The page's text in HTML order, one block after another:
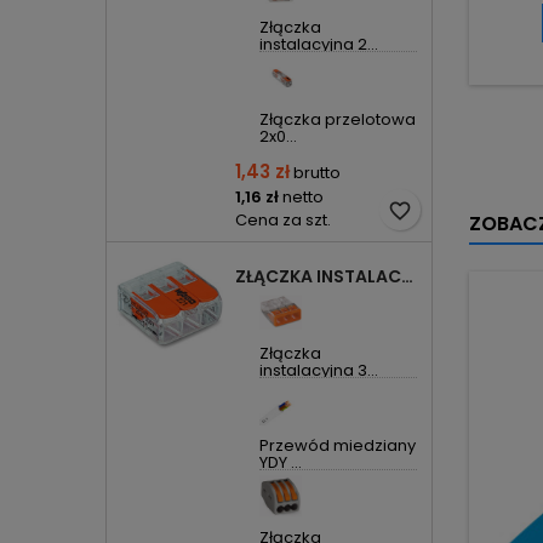
Złączka
instalacyjna 2...
Złączka przelotowa
2x0...
1,43 złbrutto
1,16 złnetto
Cena za szt.
favorite_border
ZŁĄCZKA INSTALACYJNA 3X UNIWERSALNA COMPACT 221-413 WAGO
Złączka
instalacyjna 3...
Przewód miedziany
YDY ...
Złączka